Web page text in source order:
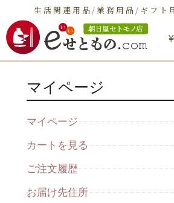
生活関連用品/業務用品/ギフト
¥
マイページ
マイページ
カートを見る
ご注文履歴
お届け先住所